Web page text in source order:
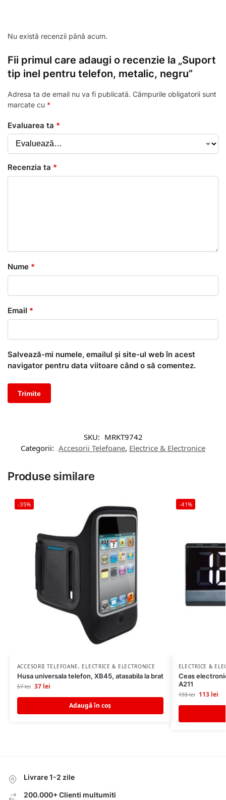
Nu există recenzii până acum.
Fii primul care adaugi o recenzie la „Suport
tip inel pentru telefon, metalic, negru”
Adresa ta de email nu va fi publicată. Câmpurile obligatorii sunt
marcate cu *
Evaluarea ta *
Recenzia ta *
Nume *
Email *
Salvează-mi numele, emailul și site-ul web în acest
navigator pentru data viitoare când o să comentez.
SKU: MRKT9742
Categorii: Accesorii Telefoane, Electrice & Electronice
Produse similare
-35%
ACCESORII TELEFOANE, ELECTRICE & ELECTRONICE
Husa universala telefon, XB45, atasabila la brat
57lei 37 lei
Adaugă în coș
-41%
ELECTRICE &
Ceas
A211
193lei 113 lei
Livrare 1-2 zile
200.000+ Clienti multumiti